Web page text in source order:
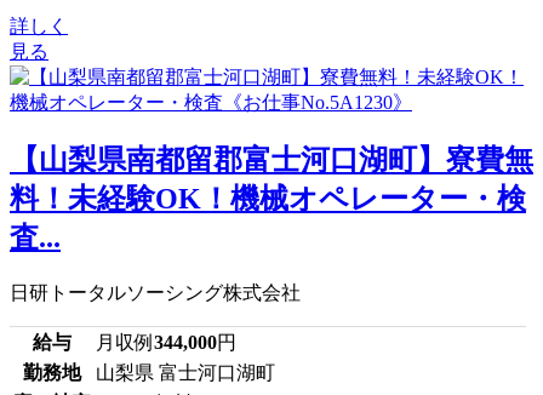
詳しく
見る
【山梨県南都留郡富士河口湖町】寮費無
料！未経験OK！機械オペレーター・検
査...
日研トータルソーシング株式会社
給与 月収例 344,000円
勤務地
山梨県 富士河口湖町